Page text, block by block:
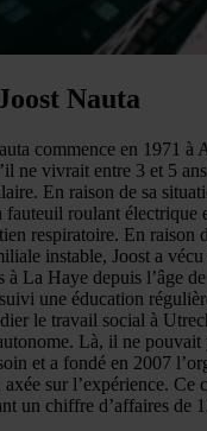
Nauta
commence en 1971 à
ne vivrait entre 3 et 5
En raison de sa
fauteuil roulant électrique
respiratoire. En raison
instable, Joost a
à La Haye depuis l’âge
une éducation
le travail social à
Là, il ne pouvait
et a fondé en 2007
sur l’expérience. Ce
un chiffre d’affaires de